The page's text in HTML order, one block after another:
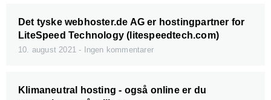
Det tyske webhoster.de AG er hostingpartner for
LiteSpeed Technology (litespeedtech.com)
10. august 2021 Ingen kommentarer
Klimaneutral hosting - også online er du